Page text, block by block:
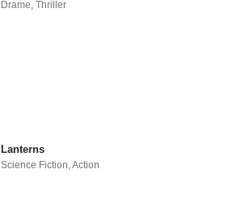
Drame,Thriller
Lanterns
Science Fiction,Action